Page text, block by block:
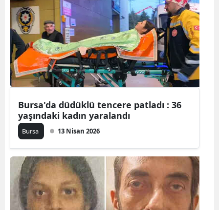
Diyarbakır
Edirne
Elazığ
Erzincan
Giresun
Gümüşhane
Hakkari
Bursa'da düdüklü tencere patladı : 36
yaşındaki kadın yaralandı
Bursa 13 Nisan 2026